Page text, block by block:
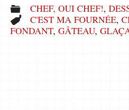
CHEF, OUI CHEF!,
C'EST MA FOURNÉE,
FONDANT, GÂTEAU,